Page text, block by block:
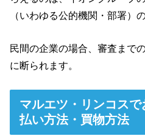
（いわゆる公的機関・部署）
民間の企業の場合、審査まで
に断られます。
マルエツ・リンコス
払い方法・買物方法